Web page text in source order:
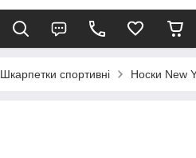
Шкарпетки спортивні Носки New